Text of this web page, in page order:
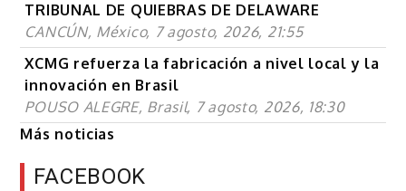
TRIBUNAL DE QUIEBRAS DE DELAWARE
CANCÚN, México, 7 agosto, 2026, 21:55
XCMG refuerza la fabricación a nivel local y la
innovación en Brasil
POUSO ALEGRE, Brasil, 7 agosto, 2026, 18:30
Más noticias
FACEBOOK